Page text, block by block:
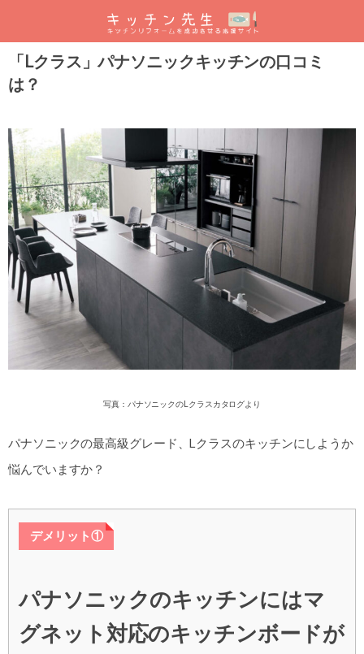
「Lクラス」パナソニックキッチンの口コミ
は？
写真：パナソニックのLクラスカタログより
パナソニックの最高級グレード、Lクラスのキッチンにしようか
悩んでいますか？
デメリット①
パナソニックのキッチンにはマ
グネット対応のキッチンボードが